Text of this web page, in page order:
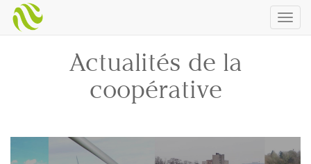
Actualités de la
coopérative